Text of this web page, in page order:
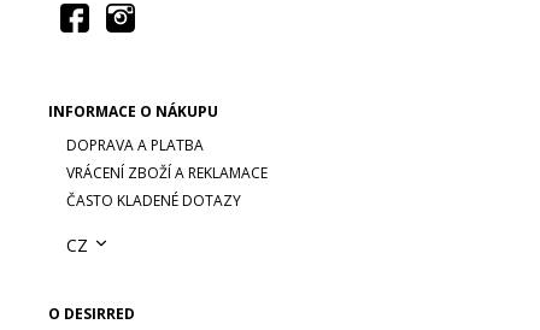
INFORMACE O NÁKUPU
DOPRAVA A PLATBA
VRÁCENÍ ZBOŽÍ A REKLAMACE
ČASTO KLADENÉ DOTAZY
CZ
O DESIRRED